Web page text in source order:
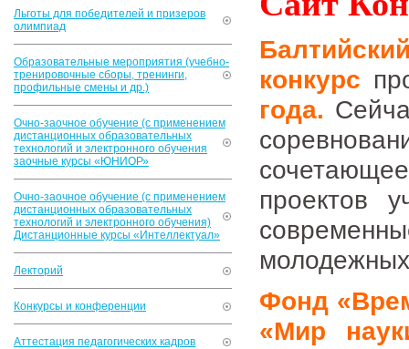
Льготы для победителей и призеров
олимпиад
Образовательные мероприятия (учебно-
тренировочные сборы, тренинги,
профильные смены и др.)
Очно-заочное обучение (с применением
дистанционных образовательных
технологий и электронного обучения
заочные курсы «ЮНИОР»
Очно-заочное обучение (с применением
дистанционных образовательных
технологий и электронного обучения)
Дистанционные курсы «Интеллектуал»
Лекторий
Конкурсы и конференции
Аттестация педагогических кадров
конкурс
года.
проектов
Фонд
«Мир